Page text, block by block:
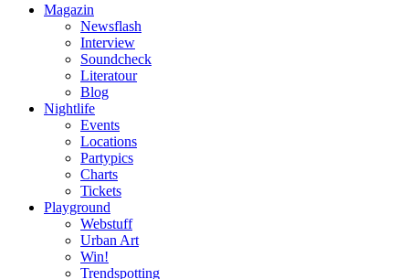
Magazin
Newsflash
Interview
Soundcheck
Literatour
Blog
Nightlife
Events
Locations
Partypics
Charts
Tickets
Playground
Webstuff
Urban Art
Win!
Trendspotting